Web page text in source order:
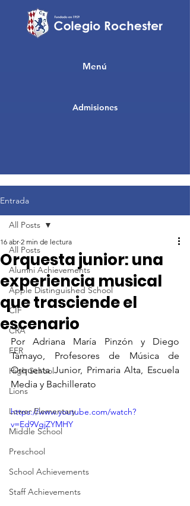
Admisiones
Menú
Entrada
All Posts
Alumni Achievements
Apple Distinguished School
CIF
CRA
FER
High School
Lions
Lower Elementary
Middle School
Preschool
School Achievements
Staff Achievements
All Posts
Orquesta junior: una
experiencia musical
que trasciende el
escenario
16 abr 2 min de lectura
Por Adriana María Pinzón y Diego
Tamayo, Profesores de Música de
Orquesta Junior, Primaria Alta, Escuela
Media y Bachillerato
https://www.youtube.com/watch?
v=Ed9VgjZYMHY